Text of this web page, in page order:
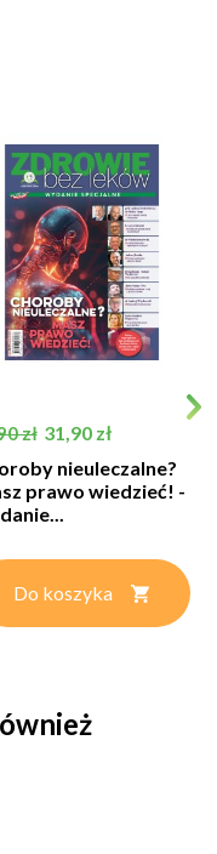
podstawowa
zł Cena
31,90 zł
nieuleczalne?
prawo wiedzieć! -
Do koszyka